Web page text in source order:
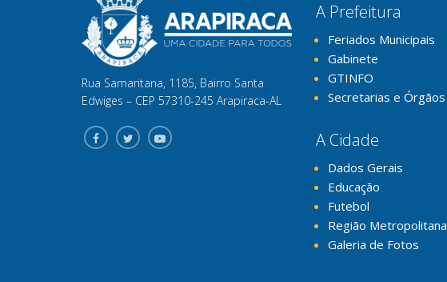
Rua Samaritana, 1185, Bairro Santa
Edwiges – CEP 57310-245 Arapiraca-AL
A Prefeitura
Feriados Municipais
Gabinete
GTINFO
Secretarias e Órgãos
A Cidade
Dados Gerais
Educação
Futebol
Região Metropolitana
Galeria de Fotos